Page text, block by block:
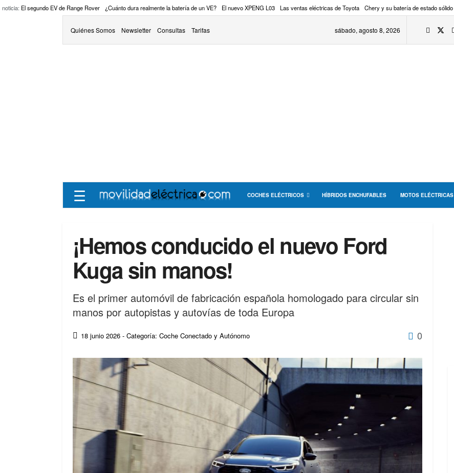
noticia: El segundo EV de Range Rover ¿Cuánto dura realmente la batería de un VE? El nuevo XPENG L03 Las ventas eléctricas de Toyota Chery y su batería de estado sólido
Quiénes Somos Newsletter Consultas Tarifas sábado, agosto 8, 2026
☰ COCHES ELÉCTRICOS HÍBRIDOS ENCHUFABLES MOTOS ELÉCTRICAS
¡Hemos conducido el nuevo Ford
Kuga sin manos!
Es el primer automóvil de fabricación española homologado para circular sin
manos por autopistas y autovías de toda Europa
18 junio 2026 - Categoría: Coche Conectado y Autónomo 0